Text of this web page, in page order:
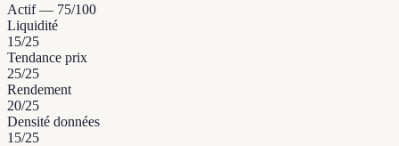
Actif— 75/100
Liquidité
15/25
Tendance prix
25/25
Rendement
20/25
Densité données
15/25